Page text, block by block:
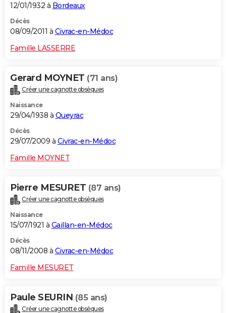
12/01/1932 à Bordeaux
Décès
08/09/2011 à Civrac-en-Médoc
Famille LASSERRE
Gerard MOYNET (71 ans)
Créer une cagnotte obsèques
Naissance
29/04/1938 à Queyrac
Décès
29/07/2009 à Civrac-en-Médoc
Famille MOYNET
Pierre MESURET (87 ans)
Créer une cagnotte obsèques
Naissance
15/07/1921 à Gaillan-en-Médoc
Décès
08/11/2008 à Civrac-en-Médoc
Famille MESURET
Paule SEURIN (85 ans)
Créer une cagnotte obsèques